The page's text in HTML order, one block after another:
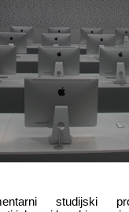
studijski